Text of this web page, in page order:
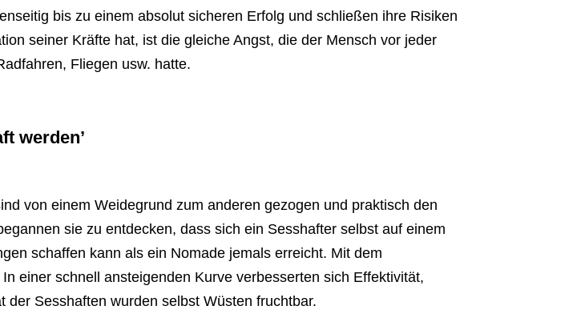
bis zu einem absolut sicheren Erfolg und schließen ihre Risiken
seiner Kräfte hat, ist die gleiche Angst, die der Mensch vor jeder
Fliegen usw. hatte.
werden’
von einem Weidegrund zum anderen gezogen und praktisch den
sie zu entdecken, dass sich ein Sesshafter selbst auf einem
schaffen kann als ein Nomade jemals erreicht. Mit dem
einer schnell ansteigenden Kurve verbesserten sich Effektivität,
Sesshaften wurden selbst Wüsten fruchtbar.